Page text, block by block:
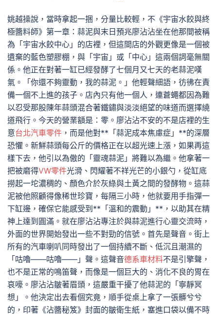
姚越操說，當時拿起一捆，分量比較輕，不《宇宙水餃與終
極醬料師》第一章：蒜泥與末日預兆廖沾沾坐在他那間被稱
為「宇宙水餃中心」的店裡，但這間店的外觀更像是一個被
遺棄的藍色塑膠棚，與「宇宙」或「中心」這兩個詞毫無關
係。他正在對著一缸已經發酵了七個月又七天的老蒜泥嘆
氣。「你還不夠靈動，我的蒜泥。」他輕聲細語，彷彿在責
備一個不上進的孩子。店內只有他一個人，連蒼蠅都因為難
以忍受那股陳年蒜頭混合著鐵鏽與淡淡絕望的味道而選擇繞
道飛行。今天的營業額是：零。廖沾沾不安的不是店裡的生
意台北汽車零件 ，而是他對**「蒜泥成本焦慮症」**的深層
恐懼。新鮮蒜頭每公斤的價格正在以超光速上漲，如果再這
樣下去，他引以為傲的「靈魂蒜泥」將難以為繼。他拿著一
把被磨得VW零件光滑、閃耀著不祥光芒的小銀勺，從缸底
撈起一坨濃稠的、顏色介於灰綠與土黃之間的發酵物。這蒜
泥被他照顧得像稀世珍寶，每隔三小時，他就要用手指彈一
下缸邊，確保它能感受到**「溫和的震動」**，以助其在精
神上達到圓滿。就在廖沾沾專注於與蒜泥進行心靈交流時，
外面的世界開始發出一些不對勁的信號。首先是聲音。街上
所有的汽車喇叭同時發出了一個持續不斷、低沉且潮濕的
「咕嚕——咕嚕——」聲。這聲音德系車材料不是引擎聲，
也不是正常的鳴笛聲，而像是一個巨大的、消化不良的胃在
哀嚎。廖沾沾皺著眉頭，這嚴重干擾了他蒜泥的「寧靜冥
想」。他決定出去看個究竟，順手從桌上拿了一張髒兮兮
的，印著《沾醬秘笈》封面的皺衛生紙，塞進口袋以備不時